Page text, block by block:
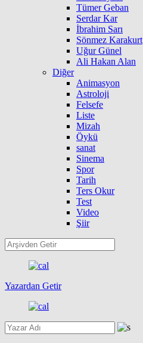
Tümer Geban
Serdar Kar
İbrahim Sarı
Sönmez Karakurt
Uğur Günel
Ali Hakan Alan
Diğer
Animasyon
Astroloji
Felsefe
Liste
Mizah
Öykü
sanat
Sinema
Spor
Tarih
Ters Okur
Test
Video
Şiir
Yazardan Getir